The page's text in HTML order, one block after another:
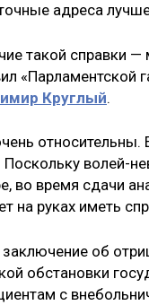
адреса
такой справки
Круглый.
относительны.
Поскольку волей-
во время сдачи
на руках иметь
об
обстановки
с